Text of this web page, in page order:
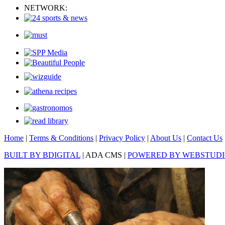
NETWORK:
Home | Terms & Conditions | Privacy Policy | About Us | Contact Us
BUILT BY BDIGITAL | ADA CMS | POWERED BY